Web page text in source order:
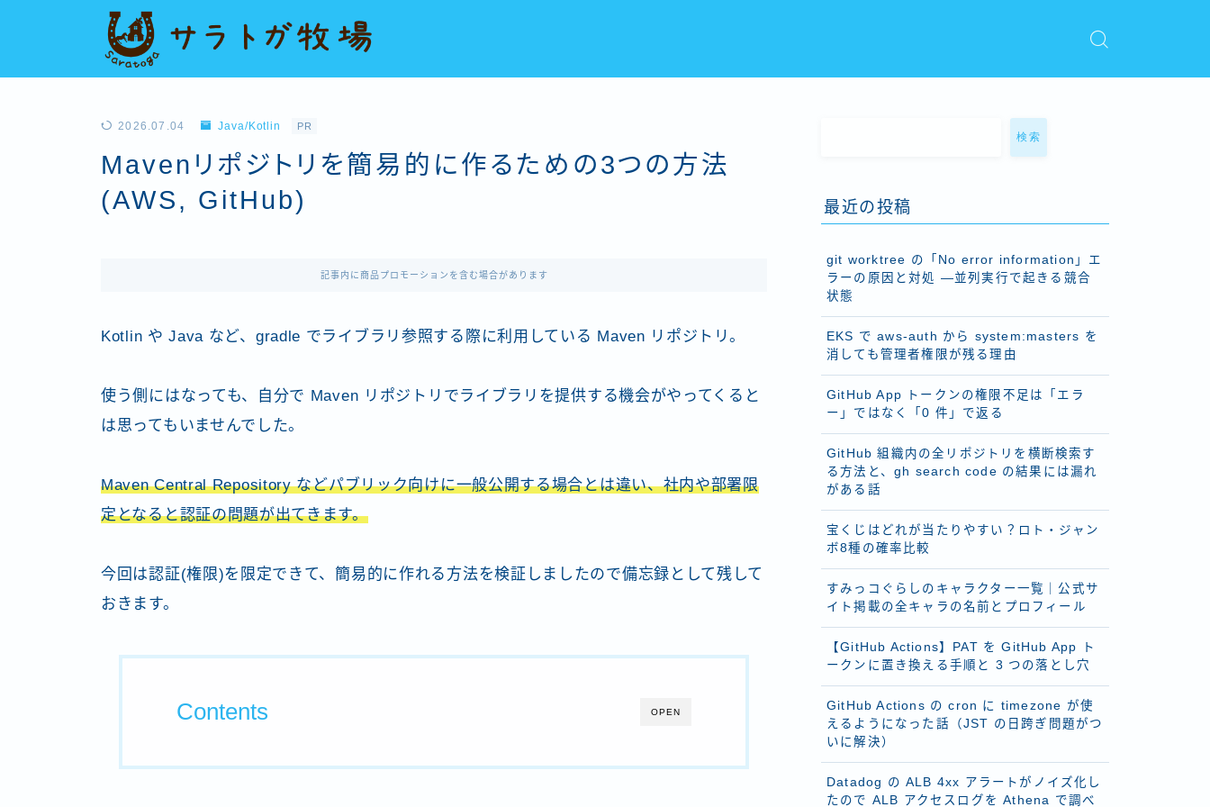
2026.07.04 Java/Kotlin PR
Mavenリポジトリを簡易的に作るための3つの方法
(AWS, GitHub)
記事内に商品プロモーションを含む場合があります
Kotlin や Java など、gradle でライブラリ参照する際に利用している Maven リポジトリ。
使う側にはなっても、自分で Maven リポジトリでライブラリを提供する機会がやってくると
は思ってもいませんでした。
Maven Central Repository などパブリック向けに一般公開する場合とは違い、社内や部署限
定となると認証の問題が出てきます。
今回は認証(権限)を限定できて、簡易的に作れる方法を検証しましたので備忘録として残して
おきます。
OPEN
Contents
検索
最近の投稿
git worktree の「No error information」エ
ラーの原因と対処 ―並列実行で起きる競合
状態
EKS で aws-auth から system:masters を
消しても管理者権限が残る理由
GitHub App トークンの権限不足は「エラ
ー」ではなく「0 件」で返る
GitHub 組織内の全リポジトリを横断検索す
る方法と、gh search code の結果には漏れ
がある話
宝くじはどれが当たりやすい？ロト・ジャン
ボ8種の確率比較
すみっコぐらしのキャラクター一覧｜公式サ
イト掲載の全キャラの名前とプロフィール
【GitHub Actions】PAT を GitHub App ト
ークンに置き換える手順と 3 つの落とし穴
GitHub Actions の cron に timezone が使
えるようになった話（JST の日跨ぎ問題がつ
いに解決）
Datadog の ALB 4xx アラートがノイズ化し
たので ALB アクセスログを Athena で調べ